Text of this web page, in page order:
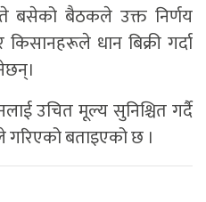
बसेको बैठकले उक्त निर्णय
धान बिक्री गर्दा
उचित मूल्य सुनिश्चित गर्दै
गरिएको बताइएको छ ।